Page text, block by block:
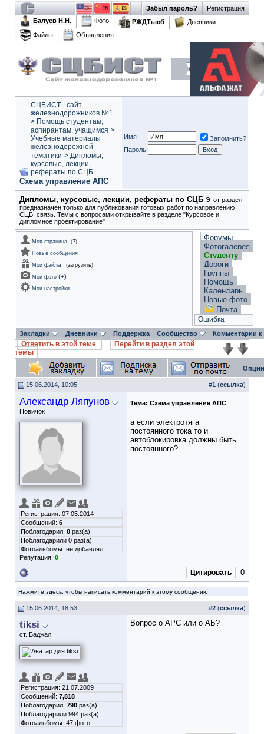
Регистрация
Забыл пароль?
Балуев Н.Н.
Фото РЖДТьюб
Дневники
Файлы
Объявления
СЦБИСТ - сайт
железнодорожников №1
> Помощь студентам,
аспирантам, учащимся >
Учебные материалы
железнодорожной
тематики > Дипломы,
курсовые, лекции,
рефераты по СЦБ
Схема управление АПС
Имя
Запомнить?
Пароль
Дипломы, курсовые, лекции, рефераты по СЦБ Этот раздел
предназначен только для публикования готовых работ по направлению
СЦБ, связь. Темы с вопросами открывайте в разделе "Курсовое и
дипломное проектирование"
Моя страница (?)
Новые сообщения
Мои файлы
(загрузить)
Мои фото (+)
Мои настройки
Форумы
Фотогалерея
Студенту
Дороги
Группы
Помощь
Календарь
Новые фото
Почта
Ошибка
Закладки Дневники Поддержка Сообщество Комментарии
Ответить в этой теме
Перейти в раздел этой
темы
15.06.2014, 10:05 #1 (ссылка)
Александр Ляпунов
Новичок
Регистрация: 07.05.2014
Сообщений: 6
Поблагодарил: 0 раз(а)
Поблагодарили 0 раз(а)
Фотоальбомы: не добавлял
Репутация: 0
Тема: Схема управление АПС
а если электротяга
постоянного тока то и
автоблокировка должны быть
постоянного?
Цитировать 0
Нажмите здесь, чтобы написать комментарий к этому сообщению
15.06.2014, 18:53 #2 (ссылка)
tiksi
ст. Баджал
Регистрация: 21.07.2009
Сообщений: 7,818
Поблагодарил: 790 раз(а)
Поблагодарили 994 раз(а)
Фотоальбомы: 47 фото
Вопрос о АРС или о АБ?